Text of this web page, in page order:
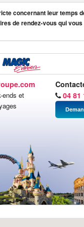
concernant leur temps
de rendez-vous qui
ends et
04 81